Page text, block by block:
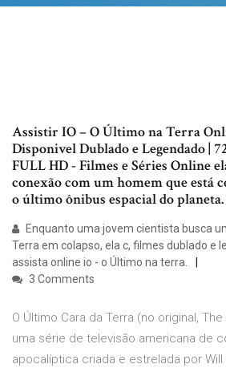
Assistir IO – O Último na Terra
Disponivel Dublado e Legendado |
FULL HD - Filmes e Séries Online
conexão com um homem que está
o último ônibus espacial do
Enquanto uma jovem cientista busca
Terra em colapso, ela c, filmes dublado e
assista online io - o Último na terra.
3 Comments
O Último Cara da Terra (no original,
uma série de televisão americana de
apocalíptica criada e estrelada por Will